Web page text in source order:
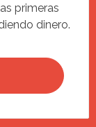
primeras
dinero.